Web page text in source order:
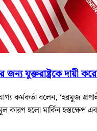
জন্য যুক্তরাষ্ট্রকে দায়ী
কর্মকর্তা বলেন, ‘হরমুজ
কারণ হলো মার্কিন হস্তক্ষেপ